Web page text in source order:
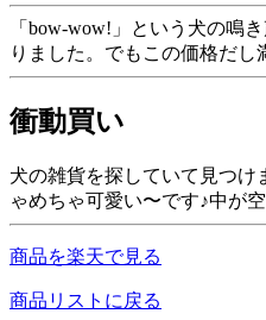
「bow-wow!」という犬の鳴
りました。でもこの価格だし
衝動買い
犬の雑貨を探していて見つ
ゃめちゃ可愛い〜です♪中が
商品を楽天で見る
商品リストに戻る